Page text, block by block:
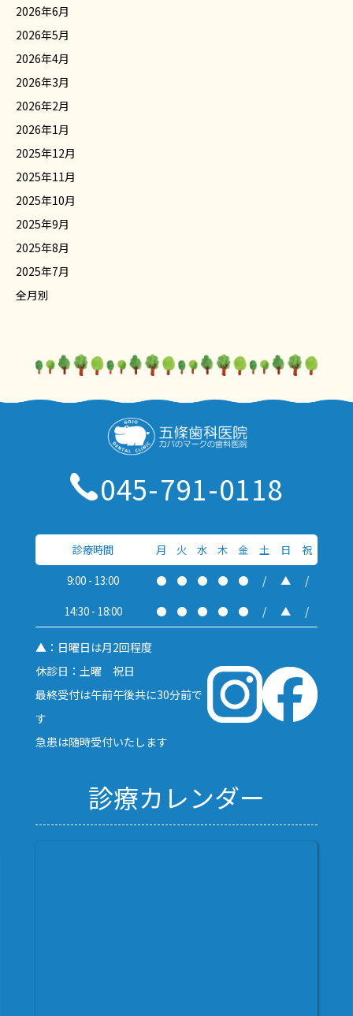
2026年6月
2026年5月
2026年4月
2026年3月
2026年2月
2026年1月
2025年12月
2025年11月
2025年10月
2025年9月
2025年8月
2025年7月
全月別
045-791-0118
診療時間 月 火 水 木 金 土 日 祝
9:00 - 13:00 ● ● ● ● ● / ▲ /
14:30 - 18:00 ● ● ● ● ● / ▲ /
▲：日曜日は月2回程度
休診日：土曜 祝日
最終受付は午前午後共に30分前で
す
急患は随時受付いたします
診療カレンダー